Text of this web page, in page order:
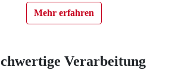
Mehr erfahren
Verarbeitung
Datenschutzerklärung
Impressum